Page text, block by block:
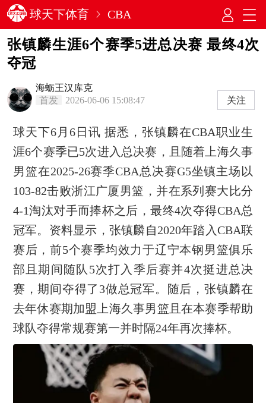
球天下体育 CBA
张镇麟生涯6个赛季5进总决赛 最终4次
夺冠
海蛎王汉库克
首发
2026-06-06 15:08:47 关注
球天下6月6日讯 据悉，张镇麟在CBA职业生
涯6个赛季已5次进入总决赛，且随着上海久事
男篮在2025-26赛季CBA总决赛G5坐镇主场以
103-82击败浙江广厦男篮，并在系列赛大比分
4-1淘汰对手而捧杯之后，最终4次夺得CBA总
冠军。资料显示，张镇麟自2020年踏入CBA联
赛后，前5个赛季均效力于辽宁本钢男篮俱乐
部且期间随队5次打入季后赛并4次挺进总决
赛，期间夺得了3做总冠军。随后，张镇麟在
去年休赛期加盟上海久事男篮且在本赛季帮助
球队夺得常规赛第一并时隔24年再次捧杯。